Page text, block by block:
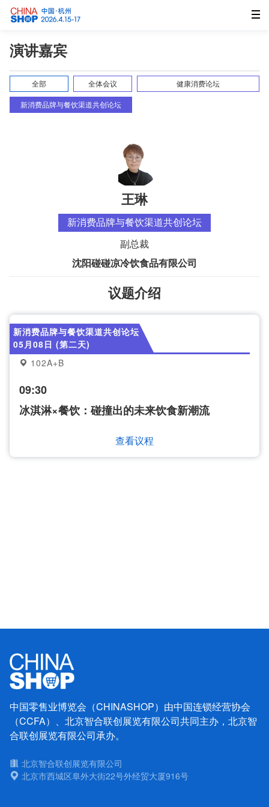
演讲嘉宾
全部 全体会议 健康消费论坛
新消费品牌与餐饮渠道共创论坛
王琳
新消费品牌与餐饮渠道共创论坛
副总裁
沈阳碰碰凉冷饮食品有限公司
议题介绍
新消费品牌与餐饮渠道共创论坛
05月08日 (第二天)
102A+B
09:30
冰淇淋×餐饮：碰撞出的未来饮食新潮流
查看议程
中国零售业博览会（CHINASHOP）由中国连锁经营协会
（CCFA）、北京智合联创展览有限公司共同主办，北京智
合联创展览有限公司承办。
北京智合联创展览有限公司
北京市西城区阜外大街22号外经贸大厦916号